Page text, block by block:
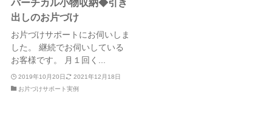
バーチカル小物収納◆引き
出しのお片づけ
お片づけサポートにお伺いしま
した。 継続でお伺いしている
お客様です。 月１回く...
2019年10月20日
2021年12月18日
お片づけサポート実例